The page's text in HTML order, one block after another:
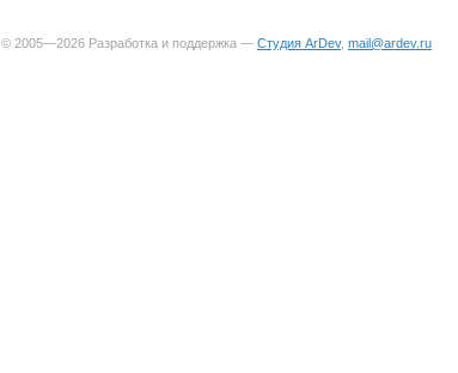
© 2005—2026 Разработка и поддержка — Студия ArDev, mail@ardev.ru